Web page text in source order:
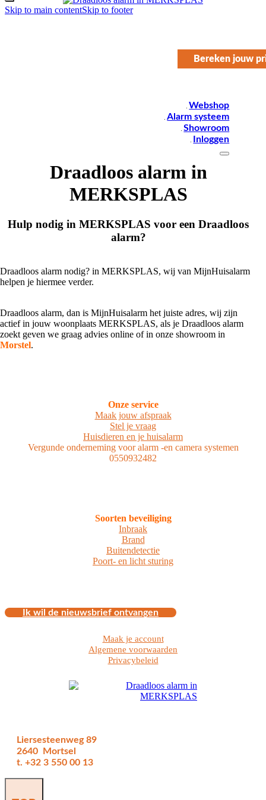
Skip to main contentSkip to footer
Webshop
Alarm systeem
Showroom
Inloggen
Bereken jouw
Draadloos alarm in
MERKSPLAS
Hulp nodig in MERKSPLAS voor een Draadloos
alarm?
Draadloos alarm nodig? in MERKSPLAS, wij van MijnHuisalarm
helpen je hiermee verder.
Draadloos alarm, dan is MijnHuisalarm het juiste adres, wij zijn
actief in jouw woonplaats MERKSPLAS, als je Draadloos alarm
zoekt geven we graag advies online of in onze showroom in
Morstel.
Onze service
Maak jouw afspraak
Stel je vraag
Huisdieren en je huisalarm
Vergunde onderneming voor alarm -en camera systemen
0550932482
Soorten beveiliging
Inbraak
Brand
Buitendetectie
Poort- en licht sturing
Ik wil de nieuwsbrief ontvangen
Maak je account
Algemene voorwaarden
Privacybeleid
Liersesteenweg 89
2640 Mortsel
t. +32 3 550 00 13